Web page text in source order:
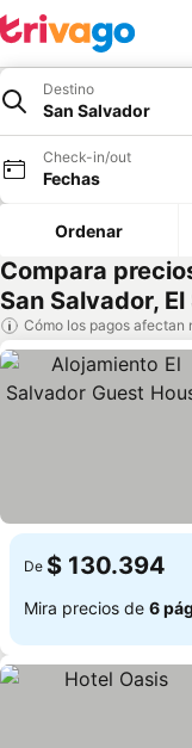
Destino
San Salvador
Check-in/out
Fechas
Ordenar
Compara
San Salvador,
Cómo los pagos afectan
De $ 130.394
Mira precios de 6